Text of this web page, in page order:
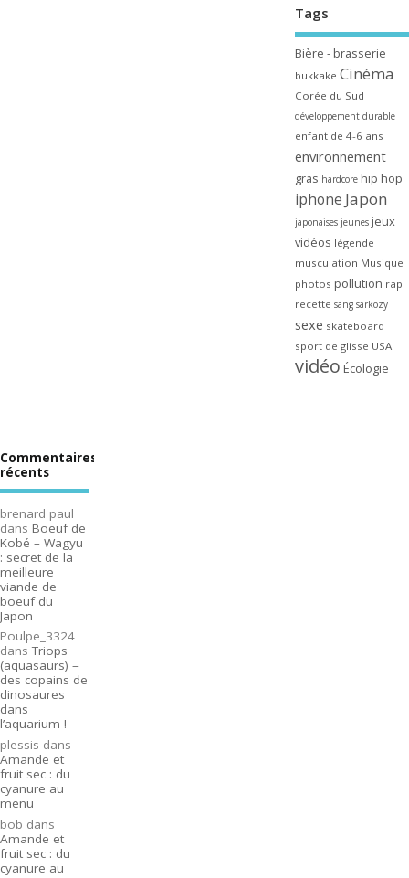
Tags
Bière - brasserie
bukkake Cinéma
Corée du Sud
développement durable
enfant de 4-6 ans
environnement
gras hardcore hip hop
iphone Japon
japonaises jeunes jeux
vidéos légende
musculation Musique
photos pollution rap
recette sang sarkozy
sexe skateboard
sport de glisse USA
vidéo Écologie
Commentaires
récents
brenard paul
dans Boeuf de
Kobé – Wagyu
: secret de la
meilleure
viande de
boeuf du
Japon
Poulpe_3324
dansTriops
(aquasaurs) –
des copains de
dinosaures
dans
l’aquarium !
plessis dans
Amande et
fruit sec : du
cyanure au
menu
bob dans
Amande et
fruit sec : du
cyanure au